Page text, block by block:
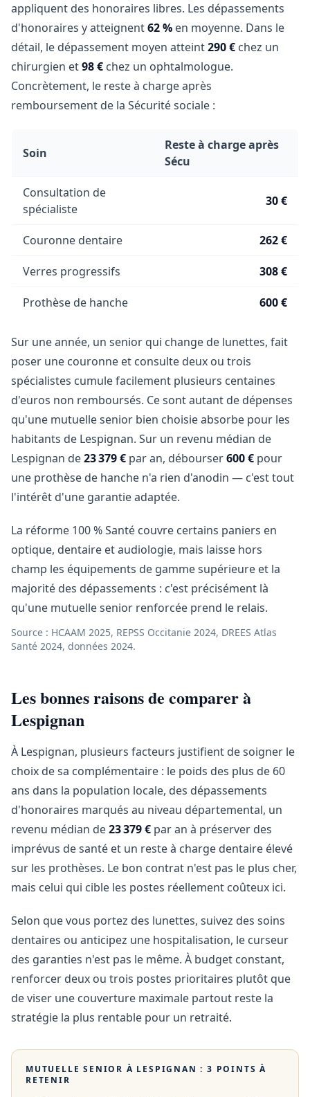
appliquent des honoraires libres. Les dépassements
d'honoraires y atteignent62 % en moyenne. Dans le
détail, le dépassement moyen atteint290 € chez un
chirurgien et98 € chez un ophtalmologue.
Concrètement, le reste à charge après
remboursement de la Sécurité sociale :
Soin
Reste à charge après
Sécu
Consultation de
spécialiste
30 €
Couronne dentaire 262 €
Verres progressifs 308 €
Prothèse de hanche 600 €
Sur une année, un senior qui change de lunettes, fait
poser une couronne et consulte deux ou trois
spécialistes cumule facilement plusieurs centaines
d'euros non remboursés. Ce sont autant de dépenses
qu'une mutuelle senior bien choisie absorbe pour les
habitants de Lespignan. Sur un revenu médian de
Lespignan de23 379 € par an, débourser600 € pour
une prothèse de hanche n'a rien d'anodin — c'est tout
l'intérêt d'une garantie adaptée.
La réforme 100 % Santé couvre certains paniers en
optique, dentaire et audiologie, mais laisse hors
champ les équipements de gamme supérieure et la
majorité des dépassements : c'est précisément là
qu'une mutuelle senior renforcée prend le relais.
Source : HCAAM 2025, REPSS Occitanie 2024, DREES Atlas
Santé 2024, données 2024.
Les bonnes raisons de comparer à
Lespignan
À Lespignan, plusieurs facteurs justifient de soigner le
choix de sa complémentaire : le poids des plus de 60
ans dans la population locale, des dépassements
d'honoraires marqués au niveau départemental, un
revenu médian de23 379 € par an à préserver des
imprévus de santé et un reste à charge dentaire élevé
sur les prothèses. Le bon contrat n'est pas le plus cher,
mais celui qui cible les postes réellement coûteux ici.
Selon que vous portez des lunettes, suivez des soins
dentaires ou anticipez une hospitalisation, le curseur
des garanties n'est pas le même. À budget constant,
renforcer deux ou trois postes prioritaires plutôt que
de viser une couverture maximale partout reste la
stratégie la plus rentable pour un retraité.
MUTUELLE SENIOR À LESPIGNAN : 3 POINTS À
RETENIR